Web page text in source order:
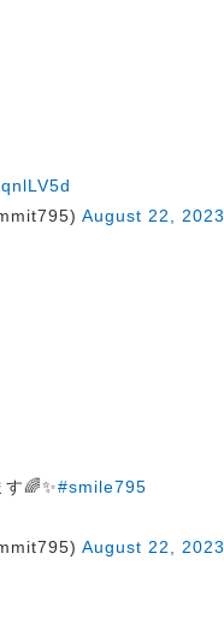
August 22, 2023
🌈✨#smile795
August 22, 2023